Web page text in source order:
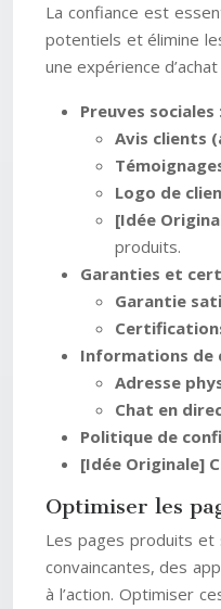
La confiance est
potentiels et élimine
une expérience
Preuves sociales
Avis clients
Logo de
[Idée
produits.
Garanties et
Garantie
Informations de
Adresse
Chat en
Politique de
[Idée Originale]
Optimiser les
Les pages produits et
convaincantes, des
à l’action. Optimiser